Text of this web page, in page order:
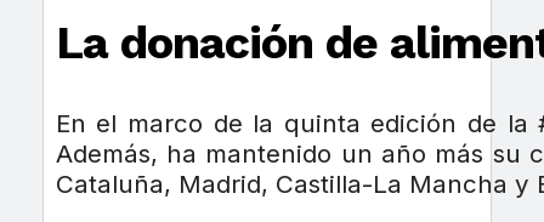
La donación de
En el marco de la quinta edición de la
Además, ha mantenido un año más su
Cataluña, Madrid, Castilla-La Mancha y